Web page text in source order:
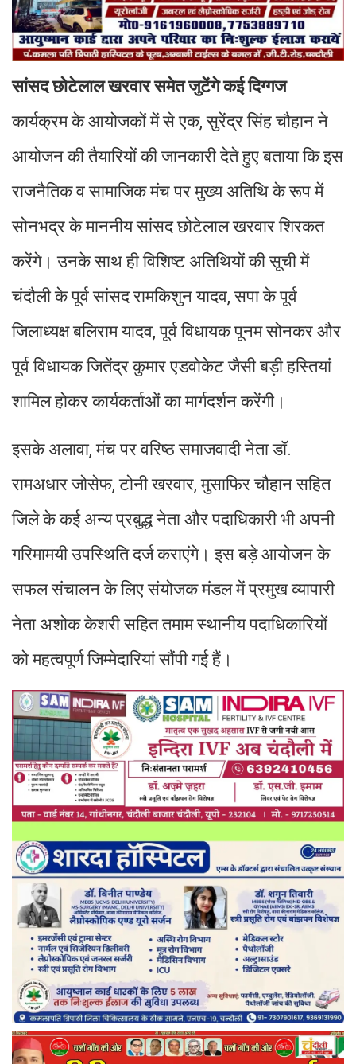
सांसद छोटेलाल खरवार समेत जुटेंगे कई दिग्गज
कार्यक्रम के आयोजकों में से एक, सुरेंद्र सिंह चौहान ने
आयोजन की तैयारियों की जानकारी देते हुए बताया कि इस
राजनैतिक व सामाजिक मंच पर मुख्य अतिथि के रूप में
सोनभद्र के माननीय सांसद छोटेलाल खरवार शिरकत
करेंगे। उनके साथ ही विशिष्ट अतिथियों की सूची में
चंदौली के पूर्व सांसद रामकिशुन यादव, सपा के पूर्व
जिलाध्यक्ष बलिराम यादव, पूर्व विधायक पूनम सोनकर और
पूर्व विधायक जितेंद्र कुमार एडवोकेट जैसी बड़ी हस्तियां
शामिल होकर कार्यकर्ताओं का मार्गदर्शन करेंगी।
इसके अलावा, मंच पर वरिष्ठ समाजवादी नेता डॉ.
रामअधार जोसेफ, टोनी खरवार, मुसाफिर चौहान सहित
जिले के कई अन्य प्रबुद्ध नेता और पदाधिकारी भी अपनी
गरिमामयी उपस्थिति दर्ज कराएंगे। इस बड़े आयोजन के
सफल संचालन के लिए संयोजक मंडल में प्रमुख व्यापारी
नेता अशोक केशरी सहित तमाम स्थानीय पदाधिकारियों
को महत्वपूर्ण जिम्मेदारियां सौंपी गई हैं।